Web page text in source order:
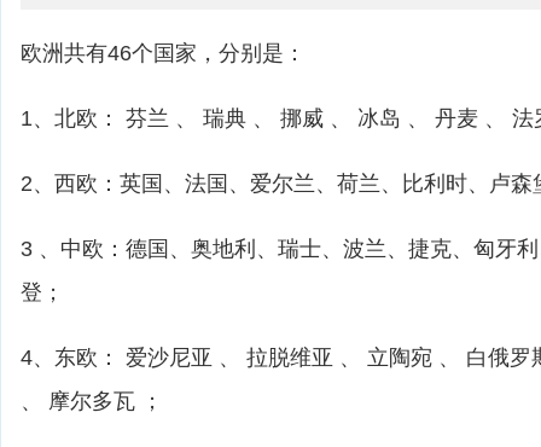
欧洲共有46个国家，分别是：
1、北欧： 芬兰 、 瑞典 、 挪威 、 冰岛 、 丹麦 、 法
2、西欧：英国、法国、爱尔兰、荷兰、比利时、卢森
3 、中欧：德国、奥地利、瑞士、波兰、捷克、匈牙
登；
4、东欧： 爱沙尼亚 、 拉脱维亚 、 立陶宛 、 白俄罗
、 摩尔多瓦 ；